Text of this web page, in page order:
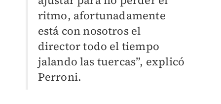
ritmo, afortunadamente
está con nosotros el
director todo el tiempo
jalando las tuercas”, explicó
Perroni.